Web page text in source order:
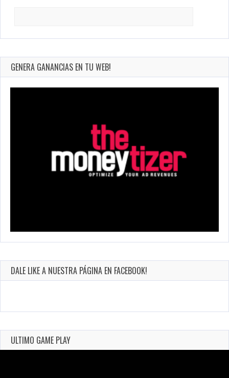
GENERA GANANCIAS EN TU WEB!
DALE LIKE A NUESTRA PÁGINA EN FACEBOOK!
ULTIMO GAME PLAY